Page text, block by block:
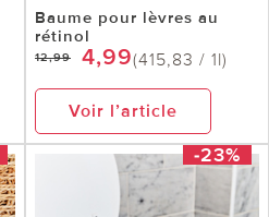
Baume pour lèvres au
rétinol
12,99 4,99(415,83 / 1l)
Voir l’article
-23%